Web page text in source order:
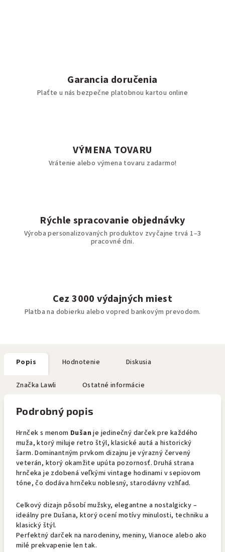
Garancia doručenia
Plaťte u nás bezpečne platobnou kartou online
VÝMENA TOVARU
Vrátenie alebo výmena tovaru zadarmo!
Rýchle spracovanie objednávky
Výroba personalizovaných produktov zvyčajne trvá 1–3
pracovné dni.
Cez 3000 výdajných miest
Platba na dobierku alebo vopred bankovým prevodom.
Popis Hodnotenie Diskusia
Značka Lawli Ostatné informácie
Podrobný popis
Hrnček s menom Dušan je jedinečný darček pre každého
muža, ktorý miluje retro štýl, klasické autá a historický
šarm. Dominantným prvkom dizajnu je výrazný červený
veterán, ktorý okamžite upúta pozornosť. Druhá strana
hrnčeka je zdobená veľkými vintage hodinami v sepiovom
tóne, čo dodáva hrnčeku noblesný, starodávny vzhľad.
Celkový dizajn pôsobí mužsky, elegantne a nostalgicky –
ideálny pre Dušana, ktorý ocení motívy minulosti, techniku a
klasický štýl.
Perfektný darček na narodeniny, meniny, Vianoce alebo ako
milé prekvapenie len tak.